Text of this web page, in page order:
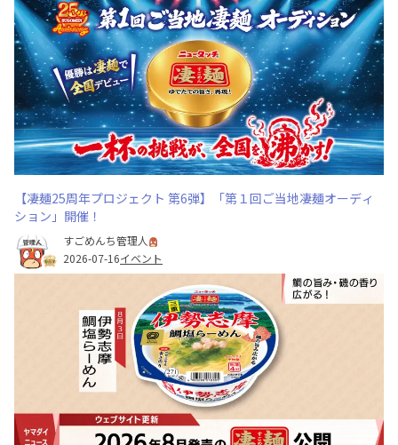
【凄麺25周年プロジェクト 第6弾】「第１回ご当地凄麺オーディ
ション」開催！
すごめんち管理人
2026-07-16イベント